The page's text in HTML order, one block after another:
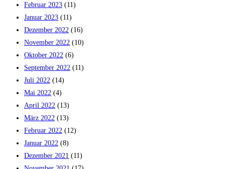
Februar 2023 (11)
Januar 2023 (11)
Dezember 2022 (16)
November 2022 (10)
Oktober 2022 (6)
September 2022 (11)
Juli 2022 (14)
Mai 2022 (4)
April 2022 (13)
März 2022 (13)
Februar 2022 (12)
Januar 2022 (8)
Dezember 2021 (11)